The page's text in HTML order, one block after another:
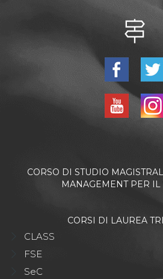
CORSO DI STUDIO
MANAGEMENT PER
CORSI DI LAUREA
CLASS
FSE
SeC